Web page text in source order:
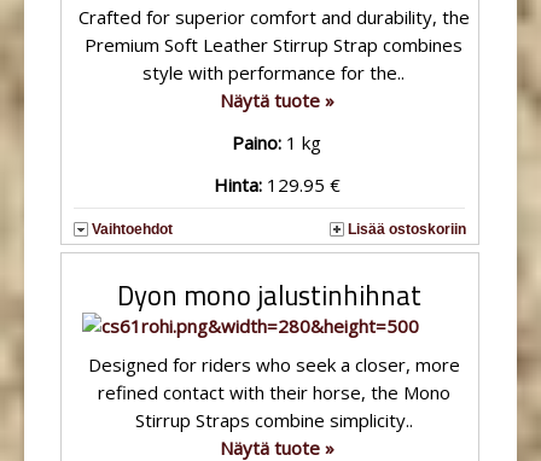
Crafted for superior comfort and durability, the
Premium Soft Leather Stirrup Strap combines
style with performance for the..
Näytä tuote »
Paino: 1 kg
Hinta: 129.95 €
Vaihtoehdot Lisää ostoskoriin
Dyon mono jalustinhihnat
Designed for riders who seek a closer, more
refined contact with their horse, the Mono
Stirrup Straps combine simplicity..
Näytä tuote »